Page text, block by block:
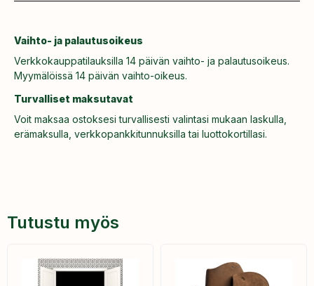
Vaihto- ja palautusoikeus
Verkkokauppatilauksilla 14 päivän vaihto- ja palautusoikeus.
Myymälöissä 14 päivän vaihto-oikeus.
Turvalliset maksutavat
Voit maksaa ostoksesi turvallisesti valintasi mukaan laskulla,
erämaksulla, verkkopankkitunnuksilla tai luottokortillasi.
Tutustu myös